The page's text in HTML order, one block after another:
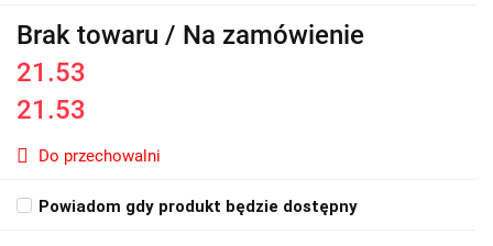
Brak towaru / Na zamówienie
21.53
21.53
Do przechowalni
Powiadom gdy produkt będzie dostępny